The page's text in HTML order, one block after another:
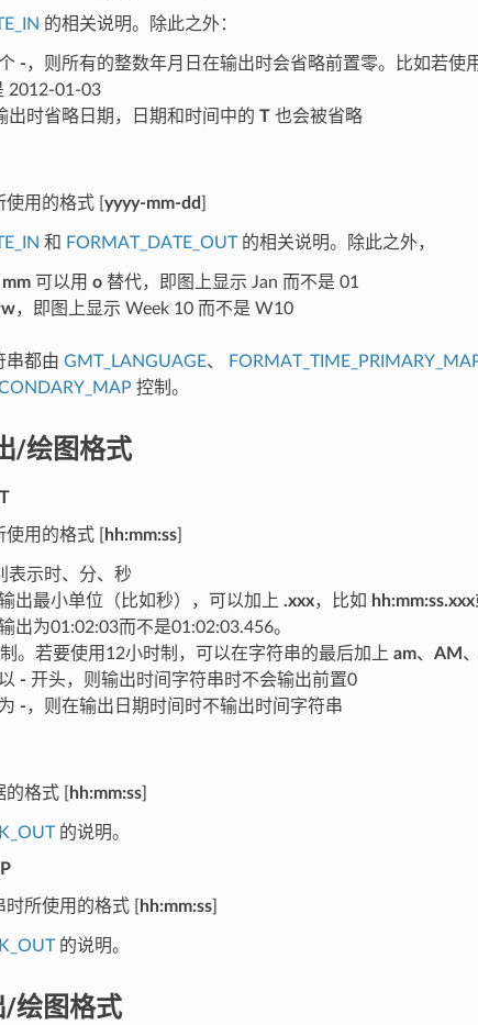
的相关说明。除此之外：
-，则所有的整数年月日在输出时会省略前置零。比如若使
2012-01-03
出时省略日期，日期和时间中的 T也会被省略
用的格式 [ yyyy-mm-dd
和 FORMAT_DATE_OUT的相关说明。除此之外，
mm可以用 o替代，即图上显示 Jan 而不是 01
，即图上显示 Week 10 而不是 W10
串都由 GMT_LANGUAGE、
控制。
/绘图格式
用的格式 [ hh:mm:ss]
表示时、分、秒
出最小单位（比如秒），可以加上 .xxx，比如 hh:mm:ss.xxx
出为01:02:03而不是01:02:03.456。
。若要使用12小时制，可以在字符串的最后加上 am、 AM 、
- 开头，则输出时间字符串时不会输出前置0
-，则在输出日期时间时不输出时间字符串
格式 [ hh:mm:ss]
的说明。
所使用的格式 [ hh:mm:ss]
的说明。
绘图格式